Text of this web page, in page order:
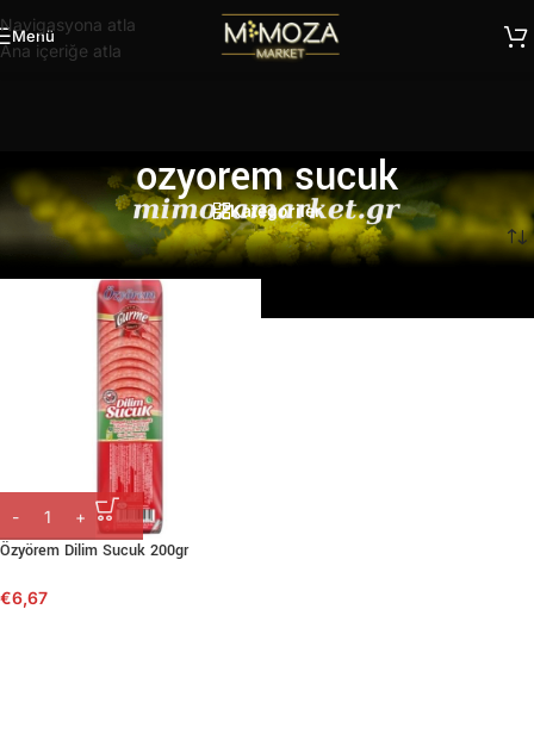
Navigasyona atla
Ana içeriğe atla
Menü
ozyorem sucuk
Kategoriler
Ana Sayfa/ Ürünler “ozyorem sucuk” olarak etiketlendi
Özyörem Dilim Sucuk 200gr
€6,67